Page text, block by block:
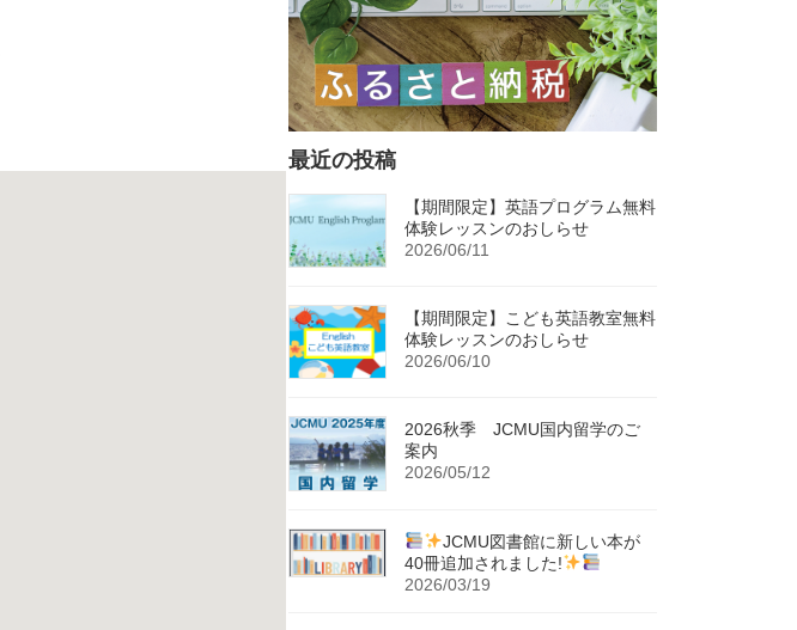
最近の投稿
【期間限定】英語プログラム無料
体験レッスンのおしらせ
2026/06/11
【期間限定】こども英語教室無料
体験レッスンのおしらせ
2026/06/10
2026秋季 JCMU国内留学のご
案内
2026/05/12
JCMU図書館に新しい本が
40冊追加されました!
2026/03/19